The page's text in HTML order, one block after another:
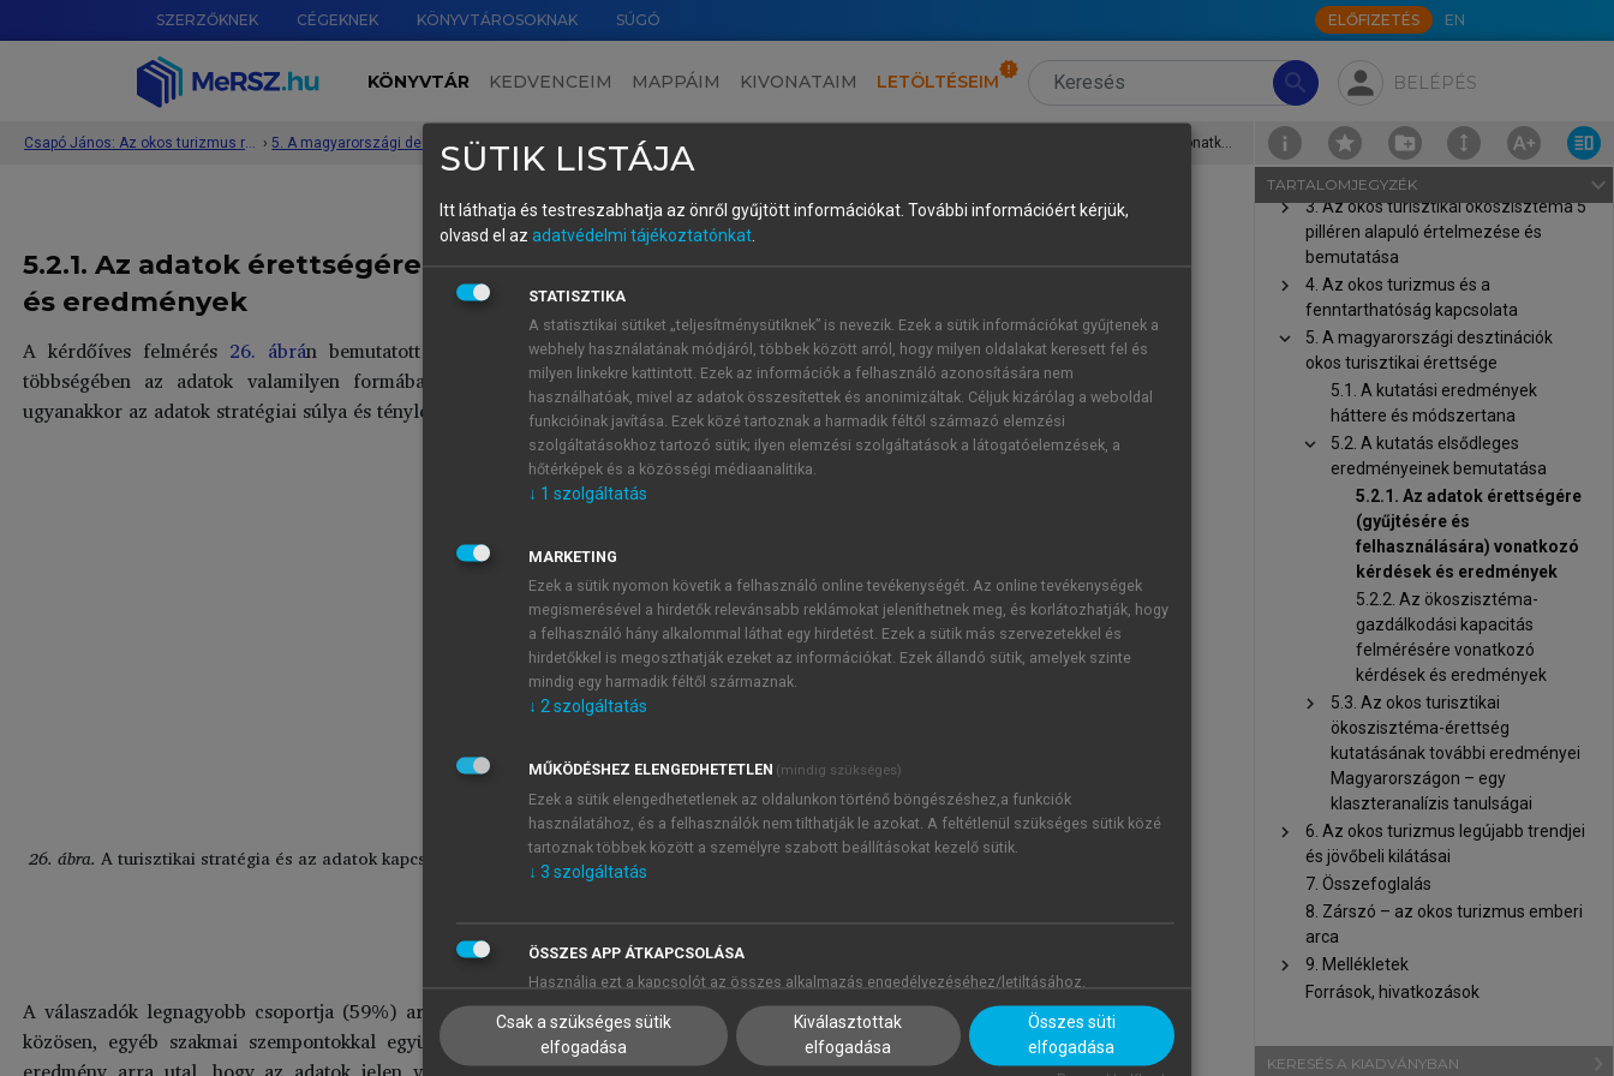
SZERZŐKNEK CÉGEKNEK KÖNYVTÁROSOKNAK SÚGÓ ELŐFIZETÉS EN
search person BELÉPÉS
KÖNYVTÁR KEDVENCEIM MAPPÁIM KIVONATAIM LETÖLTÉSEIM
Csapó János: Az okos turizmus rendszere és működése › 5. A magyarországi desztinációk okos turisztikai érettsége › 5.2.1. Az adatok érettségére (gyűjtésére és felhasználására) vonatkozó kérdések és eredmények
5.2.1. Az adatok érettségére (gyűjtésére és felhasználására) vonatkozó kérdések
és eredmények
A kérdőíves felmérés 26. ábrán bemutatott eredményei alapján megállapítható, hogy a vizsgált turisztikai desztinációk döntő
többségében az adatok valamilyen formában megjelennek a turisztikai stratégiaalkotás és a turizmusfejlesztés folyamatában,
ugyanakkor az adatok stratégiai súlya és tényleges irányító szerepe jelentős eltéréseket mutat.
26. ábra. A turisztikai stratégia és az adatok kapcsolatának mértéke (n = 100)„Milyen mértékben függ a turisztikai stratégia kialakítása, felülvizsgálata
és a turizmusfejlesztés az adatoktól? (egy válasz)”
Forrás:Saját szerkesztés
A válaszadók legnagyobb csoportja (59%) arról számolt be, hogy a rendelkezésre álló adatokat és az azokból készült jelentéseket
közösen, egyéb szakmai szempontokkal együtt építik be a turisztikai stratégia kidolgozásába és a fejlesztési döntésekbe. Ez az
TARTALOMJEGYZÉK navigate_next
Előszó
helye és szerepe a modern
turisztikai folyamatokban
chevron_right
2. Az okos turizmus elmélete,
értelmezése, rendszere és
struktúrája
chevron_right 3. Az okos turisztikai ökoszisztéma 5
pilléren alapuló értelmezése és
bemutatása
chevron_right
4. Az okos turizmus és a
fenntarthatóság kapcsolata
chevron_right
5. A magyarországi desztinációk
okos turisztikai érettsége
5.1. A kutatási eredmények
háttere és módszertana
chevron_right
5.2. A kutatás elsődleges
eredményeinek bemutatása
5.2.1. Az adatok érettségére
(gyűjtésére és
felhasználására) vonatkozó
kérdések és eredmények
5.2.2. Az ökoszisztéma-
gazdálkodási kapacitás
felmérésére vonatkozó
kérdések és eredmények
chevron_right
5.3. Az okos turisztikai
ökoszisztéma-érettség
kutatásának további eredményei
Magyarországon – egy
klaszteranalízis tanulságai
chevron_right
6. Az okos turizmus legújabb trendjei
és jövőbeli kilátásai
7. Összefoglalás
8. Zárszó – az okos turizmus emberi
arca
chevron_right
9. Mellékletek
Források, hivatkozások
KERESÉS A KIADVÁNYBAN
SÜTIK LISTÁJA
Itt láthatja és testreszabhatja az önről gyűjtött információkat. További információért kérjük,
olvasd el az adatvédelmi tájékoztatónkat.
STATISZTIKA
A statisztikai sütiket „teljesítménysütiknek” is nevezik. Ezek a sütik információkat gyűjtenek a
webhely használatának módjáról, többek között arról, hogy milyen oldalakat keresett fel és
milyen linkekre kattintott. Ezek az információk a felhasználó azonosítására nem
használhatóak, mivel az adatok összesítettek és anonimizáltak. Céljuk kizárólag a weboldal
funkcióinak javítása. Ezek közé tartoznak a harmadik féltől származó elemzési
szolgáltatásokhoz tartozó sütik; ilyen elemzési szolgáltatások a látogatóelemzések, a
hőtérképek és a közösségi médiaanalitika.
↓ 1 szolgáltatás
MARKETING
Ezek a sütik nyomon követik a felhasználó online tevékenységét. Az online tevékenységek
megismerésével a hirdetők relevánsabb reklámokat jeleníthetnek meg, és korlátozhatják, hogy
a felhasználó hány alkalommal láthat egy hirdetést. Ezek a sütik más szervezetekkel és
hirdetőkkel is megoszthatják ezeket az információkat. Ezek állandó sütik, amelyek szinte
mindig egy harmadik féltől származnak.
↓ 2szolgáltatás
MŰKÖDÉSHEZ ELENGEDHETETLEN (mindig szükséges)
Ezek a sütik elengedhetetlenek az oldalunkon történő böngészéshez,a funkciók
használatához, és a felhasználók nem tilthatják le azokat. A feltétlenül szükséges sütik közé
tartoznak többek között a személyre szabott beállításokat kezelő sütik.
↓ 3 szolgáltatás
ÖSSZES APP ÁTKAPCSOLÁSA
Használja ezt a kapcsolót az összes alkalmazás engedélyezéséhez/letiltásához.
Csak a szükséges sütik
elfogadása
Kiválasztottak
elfogadása
Összes süti
elfogadása